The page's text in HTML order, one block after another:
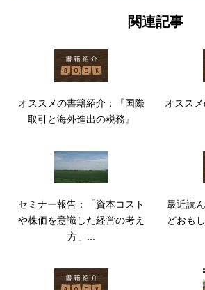
関連記事
オススメの書籍紹介：『国際
取引と海外進出の税務』
オスス
セミナー報告：「資本コスト
や株価を意識した経営の考え
方」...
最近読
どおも